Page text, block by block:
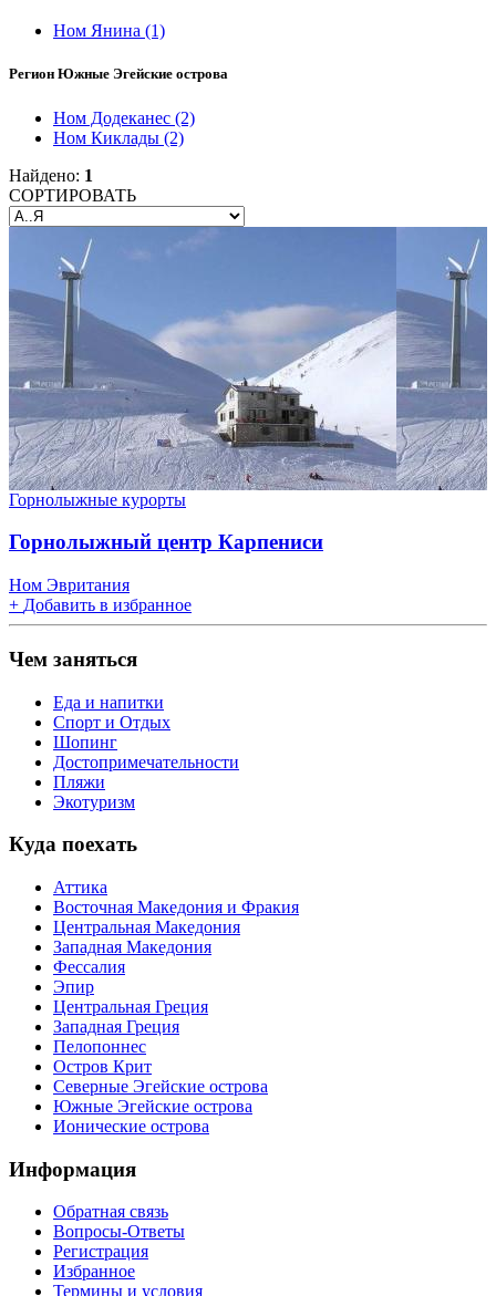
Ном Янина (1)
Регион Южные Эгейские острова
Ном Додеканес (2)
Ном Киклады (2)
Найдено: 1
СОРТИРОВАТЬ
Горнолыжные курорты
Горнолыжный центр Карпениси
Ном Эвритания
+ Добавить в избранное
Чем заняться
Еда и напитки
Спорт и Отдых
Шопинг
Достопримечательности
Пляжи
Экотуризм
Куда поехать
Аттика
Восточная Македония и Фракия
Центральная Македония
Западная Македония
Фессалия
Эпир
Центральная Греция
Западная Греция
Пелопоннес
Остров Крит
Северные Эгейские острова
Южные Эгейские острова
Ионические острова
Информация
Обратная связь
Вопросы-Ответы
Регистрация
Избранное
Термины и условия